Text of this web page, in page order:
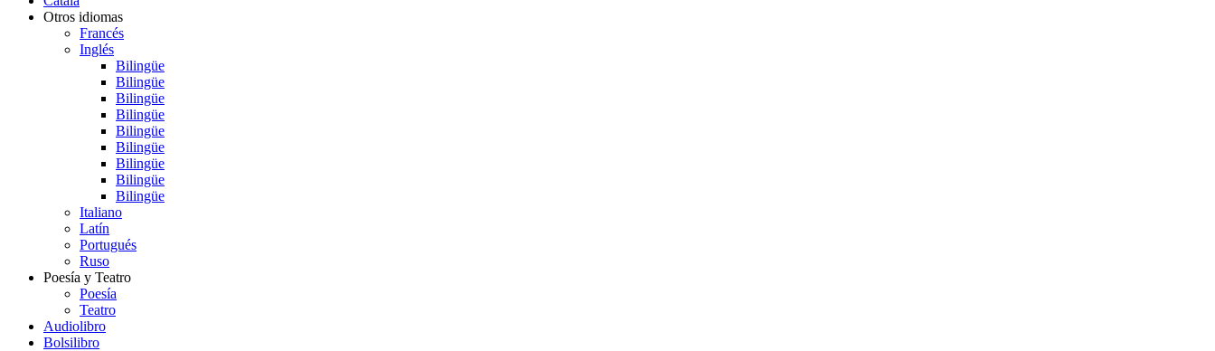
Otros idiomas
Francés
Inglés
Bilingüe
Bilingüe
Bilingüe
Bilingüe
Bilingüe
Bilingüe
Bilingüe
Bilingüe
Bilingüe
Italiano
Latín
Portugués
Ruso
Poesía y Teatro
Poesía
Teatro
Audiolibro
Bolsilibro